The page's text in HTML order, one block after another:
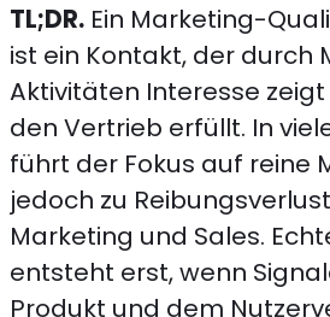
TL;DR. Ein Marketing-
ist ein Kontakt, der durch
Aktivitäten Interesse
den Vertrieb erfüllt. In
führt der Fokus auf reine
jedoch zu
Marketing und Sales.
entsteht erst, wenn
Produkt und dem